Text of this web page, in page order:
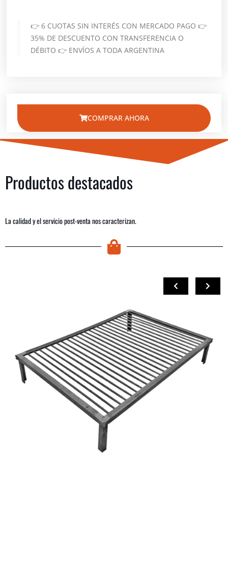
👉 6 CUOTAS SIN INTERÉS CON MERCADO PAGO 👉
35% DE DESCUENTO CON TRANSFERENCIA O
DÉBITO 👉 ENVÍOS A TODA ARGENTINA
COMPRAR AHORA
Productos destacados
La calidad y el servicio post-venta nos caracterizan.